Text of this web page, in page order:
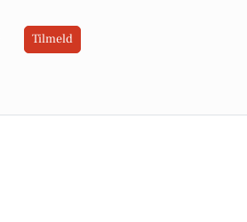
Tilmeld